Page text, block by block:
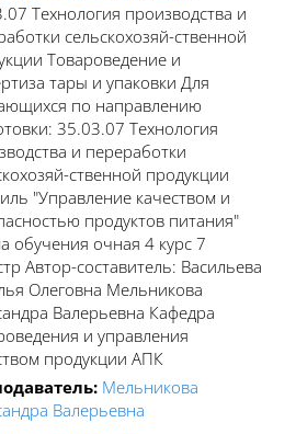
Технология производства и
сельскохозяй-ственной
Товароведение и
тары и упаковки Для
по направлению
35.03.07 Технология
и переработки
ственной продукции
"Управление качеством и
продуктов питания"
обучения очная 4 курс 7
Автор-составитель: Васильева
Олеговна Мельникова
Валерьевна Кафедра
и управления
продукции АПК
Мельникова
Валерьевна